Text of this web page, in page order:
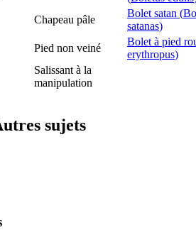
Chapeau pâle
Bolet satan (
satanas)
Pied non veiné
Bolet à pied
erythropus)
Salissant à la
manipulation
sujets